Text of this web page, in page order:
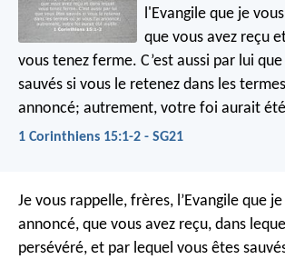
l'Evangile que je
que vous avez reçu
vous tenez ferme. C’est aussi par lui
sauvés si vous le retenez dans les
annoncé; autrement, votre foi aurait
1 Corinthiens 15:1-2 - SG21
Je vous rappelle, frères, l’Evangile que
annoncé, que vous avez reçu, dans
persévéré, et par lequel vous êtes